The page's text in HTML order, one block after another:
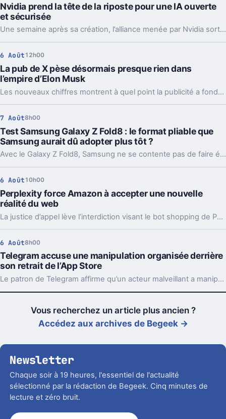
Nvidia prend la tête de la riposte pour une IA ouverte
et sécurisée
Une semaine après sa création, l’alliance menée par Nvidia sort déjà des propositions concrètes pour sécuriser l’IA ouverte. Et ce timing compte.
6 Août 12h00
La pub de X pèse désormais presque rien dans
l’empire d’Elon Musk
Les nouveaux chiffres montrent à quel point la publicité a fondu sur X depuis 2022. Et même en légère hausse sur un trimestre, elle pèse peu dans l’ensemble.
7 Août8h00
Test Samsung Galaxy Z Fold8 : le format pliable que
Samsung aurait dû adopter plus tôt ?
Avec le Galaxy Z Fold8, Samsung ne se contente pas de faire évoluer son smartphone pliable : il change complètement sa philosophie avec un appareil plus court, plus large et étonnamment compact. Un choix qui fonctionne particulièrement bien au quotidien, même si les concessions faites sur la photo et l’autonomie sont difficiles à ignorer sur un smartphone vendu à partir de 1 999 euros.
6 Août 10h00
Perplexity force Amazon à accepter une nouvelle
réalité du web
La justice d’appel lève l’interdiction visant le bot shopping de Perplexity sur Amazon. Une victoire nette, mais loin d’être la fin du match.
6 Août8h00
Telegram accuse une manipulation organisée derrière
son retrait de l’App Store
Le patron de Telegram affirme qu’un acteur malveillant a manipulé les signalements pour faire retirer l’app par Apple. Un précédent qui inquiète vraiment.
Vous recherchez un article plus ancien ?
Accédez aux archives de Begeek →
Newsletter
Chaque soir à 19 heures, l'essentiel de l'actualité
sélectionné par la rédaction de Begeek. Cinq minutes de
lecture et zéro bruit.